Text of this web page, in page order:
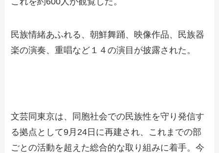
民族情緒あふれる、朝鮮舞踊、映像作品、民族器
楽の演奏、重唱など１４の演目が披露された。
文芸同東京は、同胞社会での民族性を守り発信す
る拠点として9月24日に再建され、これまでの部
ごとの活動を超えた総合的な取り組みに着手。今